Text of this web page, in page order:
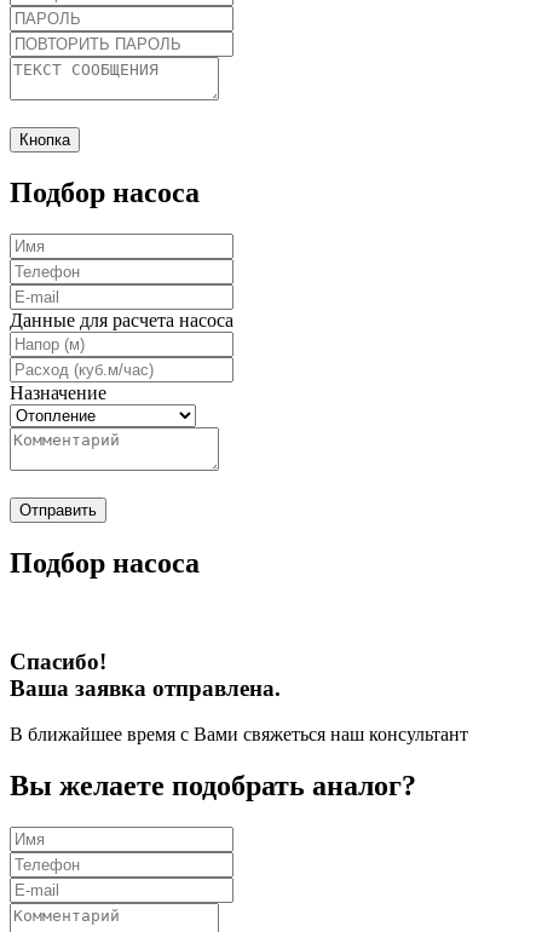
Кнопка
Подбор насоса
Данные для расчета насоса
Назначение
Отправить
Подбор насоса
Спасибо!
Ваша заявка отправлена.
В ближайшее время с Вами свяжеться наш консультант
Вы желаете подобрать аналог?